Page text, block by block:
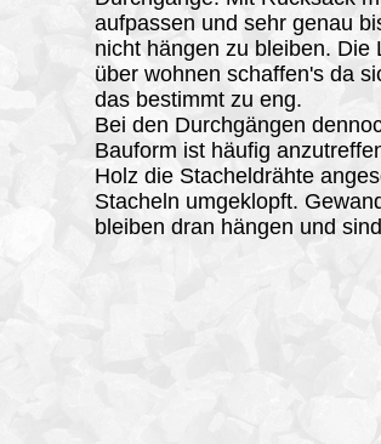
aufpassen und sehr genau
nicht hängen zu bleiben.
über wohnen schaffen's da
das bestimmt zu eng.
Bei den Durchgängen
Bauform ist häufig
Holz die Stacheldrähte
Stacheln umgeklopft.
bleiben dran hängen und